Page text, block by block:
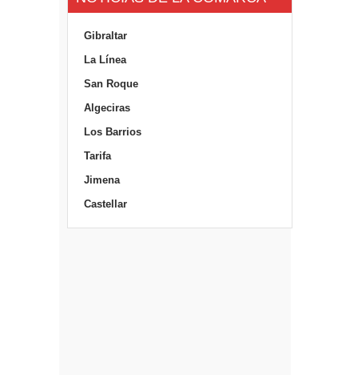
Gibraltar
La Línea
San Roque
Algeciras
Los Barrios
Tarifa
Jimena
Castellar